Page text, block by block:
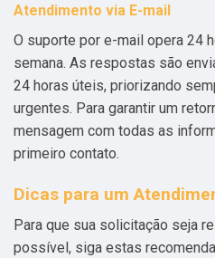
Atendimento via E-mail
O suporte por e-mail opera 24
semana. As respostas são
24 horas úteis, priorizando
urgentes. Para garantir um
mensagem com todas as
primeiro contato.
Dicas para um
Para que sua solicitação seja
possível, siga estas